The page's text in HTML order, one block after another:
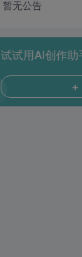
暂无公告
试试用AI创作
+